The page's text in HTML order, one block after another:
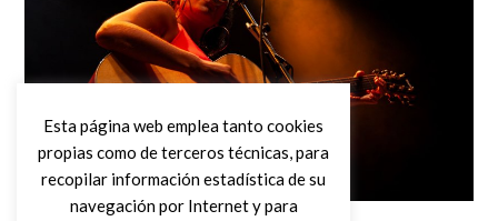
Esta página web emplea tanto cookies
propias como de terceros técnicas, para
recopilar información estadística de su
navegación por Internet y para